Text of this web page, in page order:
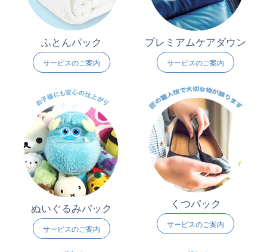
ふとんパック
サービスのご案内
プレミアムケアダウン
サービスのご案内
ぬいぐるみパック
サービスのご案内
くつパック
サービスのご案内